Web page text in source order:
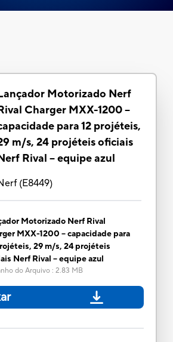
Motorizado Nerf
Charger MXX-1200 --
para 12 projéteis,
m/s, 24 projéteis oficiais
Rival -- equipe azul
(E8449)
Motorizado Nerf Rival
MXX-1200 -- capacidade para
29 m/s, 24 projéteis
Nerf Rival -- equipe azul
do Arquivo: 2.83 MB